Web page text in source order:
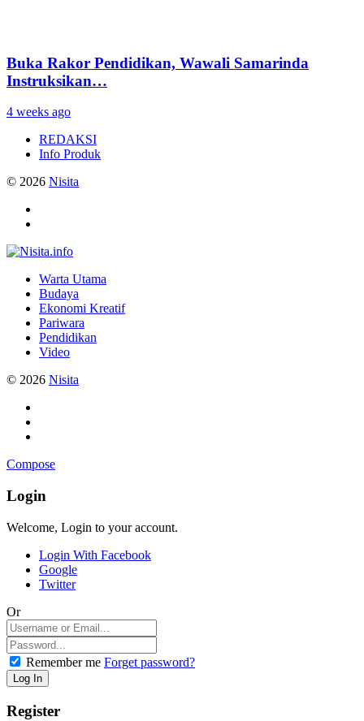
Buka Rakor Pendidikan, Wawali Samarinda
Instruksikan…
4 weeks ago
REDAKSI
Info Produk
© 2026 Nisita
Warta Utama
Budaya
Ekonomi Kreatif
Pariwara
Pendidikan
Video
© 2026 Nisita
Compose
Login
Welcome, Login to your account.
Login With Facebook
Google
Twitter
Or
Remember me Forget password?
Register